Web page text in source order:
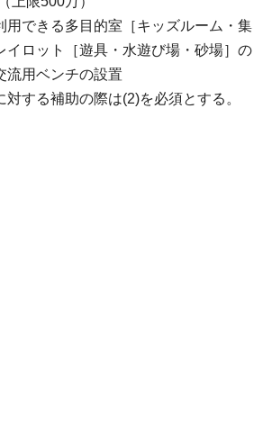
できる多目的室［キッズルーム・集
イロット［遊具・水遊び場・砂場］の
流用ベンチの設置
する補助の際は(2)を必須とする。